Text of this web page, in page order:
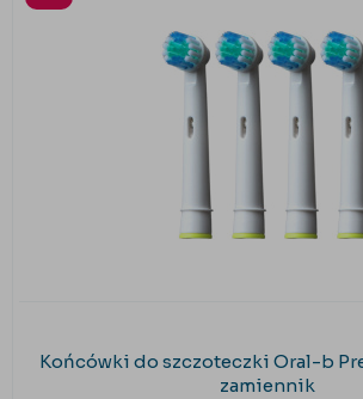
Końcówki do szczoteczki Oral-b
zamiennik